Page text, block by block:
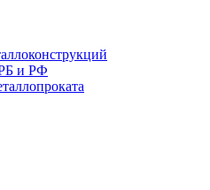
и РФ